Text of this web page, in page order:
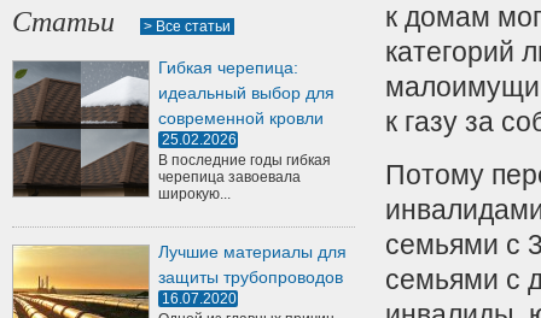
Статьи > Все статьи
Гибкая черепица:
идеальный выбор для
современной кровли
25.02.2026
В последние годы гибкая
черепица завоевала
широкую...
Лучшие материалы для
защиты трубопроводов
16.07.2020
к домам
категорий
к газу за
Потому
семьями с
семьями с